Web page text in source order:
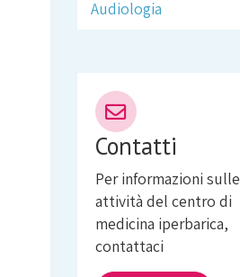
Audiologia
Contatti
Per informazioni sulle
attività del centro di
medicina iperbarica,
contattaci